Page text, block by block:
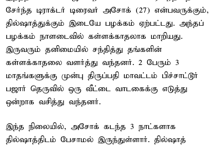
சேர்ந்த டிராக்டர் டிரைவர் அசோக் (27) என்பவருக்கும்,
தில்ஷாத்துக்கும் இடையே பழக்கம் ஏற்பட்டது. அந்தப்
பழக்கம் நாளடைவில் கள்ளக்காதலாக மாறியது.
இருவரும் தனிமையில் சந்தித்து தங்களின்
கள்ளக்காதலை வளர்த்து வந்தனர். 2 பேரும் 3
மாதங்களுக்கு முன்பு திருப்பதி மாவட்டம் பிச்சாட்டூர்
பஜார் தெருவில் ஒரு வீட்டை வாடகைக்கு எடுத்து
ஒன்றாக வசித்து வந்தனர்.
இந்த நிலையில், அசோக் கடந்த 3 நாட்களாக
தில்ஷாத்திடம் பேசாமல் இருந்துள்ளார். தில்ஷாத்